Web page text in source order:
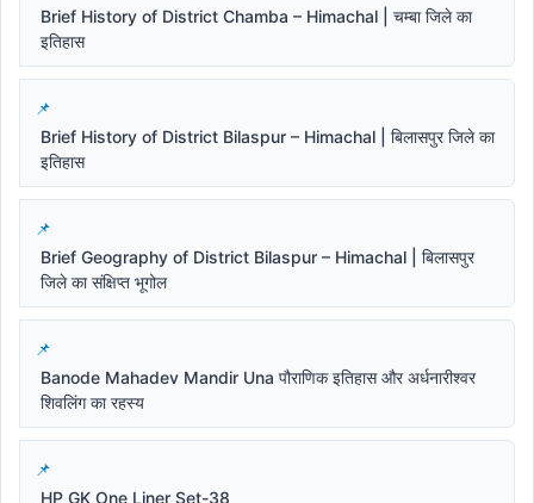
Brief History of District Chamba – Himachal | चम्बा जिले का
इतिहास
Brief History of District Bilaspur – Himachal | बिलासपुर जिले का
इतिहास
Brief Geography of District Bilaspur – Himachal | बिलासपुर
जिले का संक्षिप्त भूगोल
Banode Mahadev Mandir Una पौराणिक इतिहास और अर्धनारीश्वर
शिवलिंग का रहस्य
HP GK One Liner Set-38